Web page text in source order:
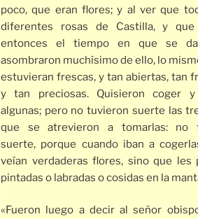
poco, que eran flores; y al ver que
diferentes rosas de Castilla, y
entonces el tiempo en que se
asombraron muchísimo de ello, lo
estuvieran frescas, y tan abiertas, tan
y tan preciosas. Quisieron coger y
algunas; pero no tuvieron suerte las
que se atrevieron a tomarlas: no
suerte, porque cuando iban a
veían verdaderas flores, sino que les
pintadas o labradas o cosidas en la
«Fueron luego a decir al señor